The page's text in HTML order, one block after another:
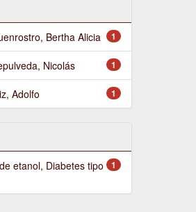
1
Bertha Alicia
1
Nicolás
1
Adolfo
1
etanol, Diabetes tipo